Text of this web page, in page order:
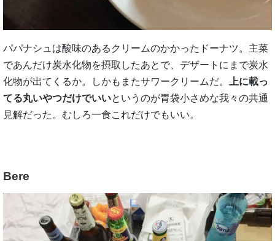
パパナシュは酸味のあるクリームのかかったドーナツ。主菜
であんだけ炭水化物を摂取したあとで、デザートにまで炭水
化物が出てくるか。しかもまたサワークリームだ。
上に載っ
てる丸いやつだけでいいというのが胃袋小さめな我々の共通
見解だった。むしろ一食これだけでもいい。
Bere